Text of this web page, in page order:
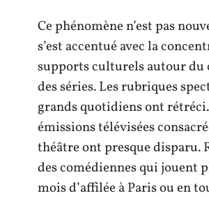
Ce phénomène n’est pas
s’est accentué avec la
supports culturels autour du
des séries. Les rubriques
grands quotidiens ont
émissions télévisées
théâtre ont presque disparu.
des comédiennes qui jouent
mois d’affilée à Paris ou en